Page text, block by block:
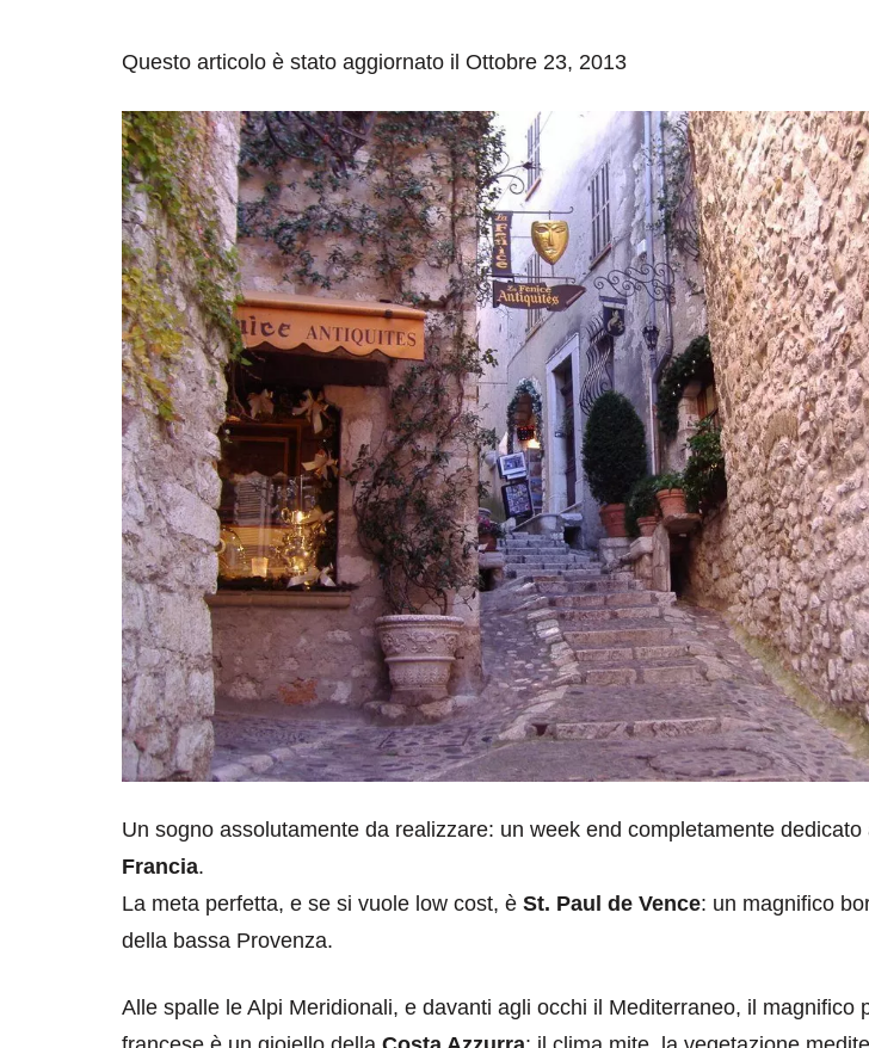
Questo articolo è stato aggiornato il Ottobre 23, 2013
Un sogno assolutamente da realizzare: un week end completamente dedicato
Francia.
La meta perfetta, e se si vuole low cost, è St. Paul de Vence: un magnifico
della bassa Provenza.
Alle spalle le Alpi Meridionali, e davanti agli occhi il Mediterraneo, il magnifico